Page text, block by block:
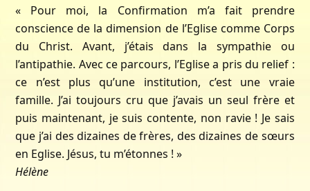
« Pour moi, la Confirmation m’a fait prendre
conscience de la dimension de l’Eglise comme Corps
du Christ. Avant, j’étais dans la sympathie ou
l’antipathie. Avec ce parcours, l’Eglise a pris du relief :
ce n’est plus qu’une institution, c’est une vraie
famille. J’ai toujours cru que j’avais un seul frère et
puis maintenant, je suis contente, non ravie ! Je sais
que j’ai des dizaines de frères, des dizaines de sœurs
en Eglise. Jésus, tu m’étonnes ! »
Hélène